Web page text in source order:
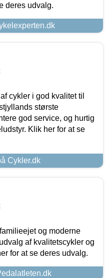
deres udvalg.
cykler i god kvalitet til
største
god service, og hurtig
Klik her for at se
Cykler.dk
og moderne
af kvalitetscykler og
for at se deres udvalg.